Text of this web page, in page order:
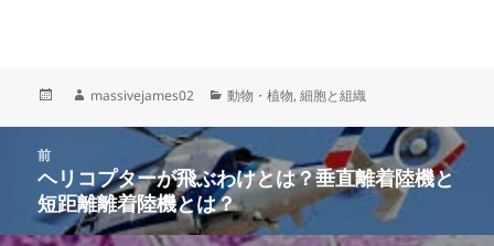
作
massivejames02
カ
リ
ー
動物・植物,細胞と組織
前
前
の
投
ヘリコプターが飛ぶわけとは？垂直離着陸機と
短距離離着陸機とは？